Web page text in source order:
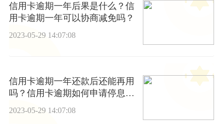
信用卡逾期一年后果是什么？信
用卡逾期一年可以协商减免吗？
2023-05-29 14:07:08
信用卡逾期一年还款后还能再用
吗？信用卡逾期如何申请停息挂
账？ 焦点速看
2023-05-29 14:07:08